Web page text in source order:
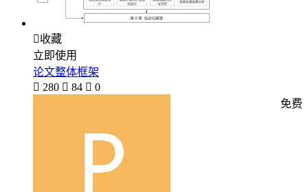
收藏
立即使用
论文整体框架
 280  84  0
免费